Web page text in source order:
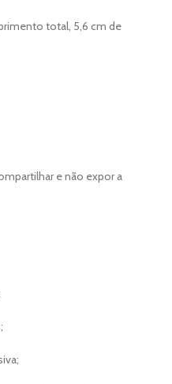
total, 5,6 cm de
e não expor a